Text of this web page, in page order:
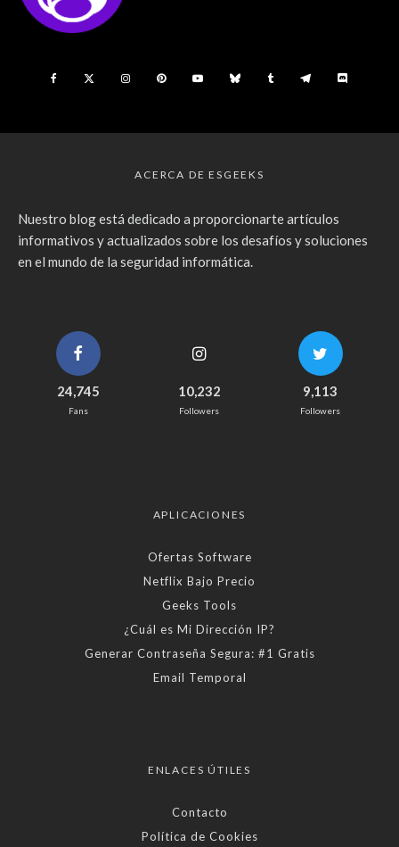
ACERCA DE ESGEEKS
Nuestro blog está dedicado a proporcionarte artículos
informativos y actualizados sobre los desafíos y soluciones
en el mundo de la seguridad informática.
24,745
Fans
10,232
Followers
9,113
Followers
APLICACIONES
Ofertas Software
Netflix Bajo Precio
Geeks Tools
¿Cuál es Mi Dirección IP?
Generar Contraseña Segura: #1 Gratis
Email Temporal
ENLACES ÚTILES
Contacto
Política de Cookies